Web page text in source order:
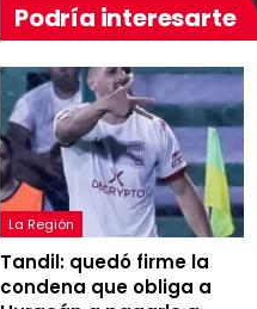
Podría interesarte
La Región
Tandil: quedó firme la
condena que obliga a